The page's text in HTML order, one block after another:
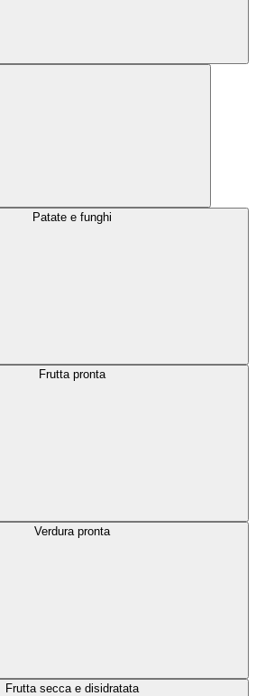
Patate e funghi
Frutta pronta
Verdura pronta
Frutta secca e disidratata